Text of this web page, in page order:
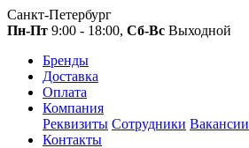
Санкт-Петербург
Пн-Пт 9:00 - 18:00, Сб-Вс Выходной
Бренды
Доставка
Оплата
Компания
Реквизиты Сотрудники Вакансии
Контакты